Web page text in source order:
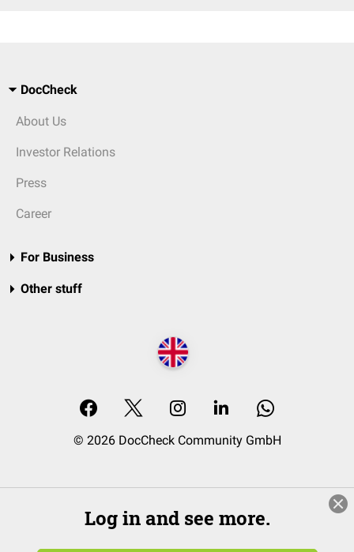
DocCheck
About Us
Investor Relations
Press
Career
For Business
Other stuff
© 2026 DocCheck Community GmbH
Log in and see more.